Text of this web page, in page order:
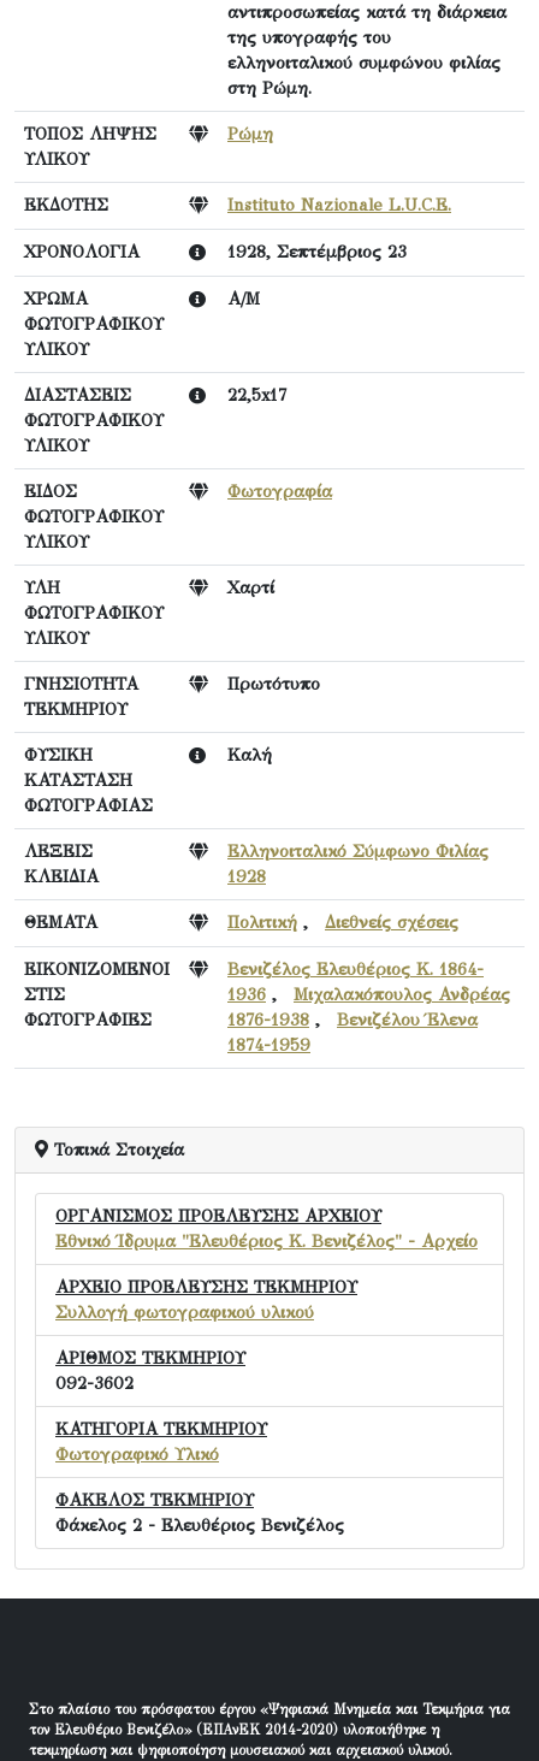
αντιπροσωπείας κατά τη διάρκεια
της υπογραφής του
ελληνοιταλικού συμφώνου φιλίας
στη Ρώμη.
ΤΟΠΟΣ ΛΗΨΗΣ
ΥΛΙΚΟΥ
Ρώμη
ΕΚΔΟΤΗΣ Instituto Nazionale L.U.C.E.
ΧΡΟΝΟΛΟΓΙΑ 1928, Σεπτέμβριος 23
ΧΡΩΜΑ
ΦΩΤΟΓΡΑΦΙΚΟΥ
ΥΛΙΚΟΥ
Α/Μ
ΔΙΑΣΤΑΣΕΙΣ
ΦΩΤΟΓΡΑΦΙΚΟΥ
ΥΛΙΚΟΥ
22,5x17
ΕΙΔΟΣ
ΦΩΤΟΓΡΑΦΙΚΟΥ
ΥΛΙΚΟΥ
Φωτογραφία
ΥΛΗ
ΦΩΤΟΓΡΑΦΙΚΟΥ
ΥΛΙΚΟΥ
Χαρτί
ΓΝΗΣΙΟΤΗΤΑ
ΤΕΚΜΗΡΙΟΥ
Πρωτότυπο
ΦΥΣΙΚΗ
ΚΑΤΑΣΤΑΣΗ
ΦΩΤΟΓΡΑΦΙΑΣ
Καλή
ΛΕΞΕΙΣ
ΚΛΕΙΔΙΑ
Ελληνοιταλικό Σύμφωνο Φιλίας
1928
ΘΕΜΑΤΑ Πολιτική , Διεθνείς σχέσεις
ΕΙΚΟΝΙΖΟΜΕΝΟΙ
ΣΤΙΣ
ΦΩΤΟΓΡΑΦΙΕΣ
Βενιζέλος Ελευθέριος Κ. 1864-
1936 , Μιχαλακόπουλος Ανδρέας
1876-1938 , Βενιζέλου Έλενα
1874-1959
Τοπικά Στοιχεία
ΟΡΓΑΝΙΣΜΟΣ ΠΡΟΕΛΕΥΣΗΣ ΑΡΧΕΙΟΥ
Εθνικό Ίδρυμα "Ελευθέριος Κ. Βενιζέλος" - Αρχείο
ΑΡΧΕΙΟ ΠΡΟΕΛΕΥΣΗΣ ΤΕΚΜΗΡΙΟΥ
Συλλογή φωτογραφικού υλικού
ΑΡΙΘΜΟΣ ΤΕΚΜΗΡΙΟΥ
092-3602
ΚΑΤΗΓΟΡΙΑ ΤΕΚΜΗΡΙΟΥ
Φωτογραφικό Υλικό
ΦΑΚΕΛΟΣ ΤΕΚΜΗΡΙΟΥ
Φάκελος 2 - Ελευθέριος Βενιζέλος
Στο πλαίσιο του πρόσφατου έργου «Ψηφιακά Μνημεία και Τεκμήρια για
τον Ελευθέριο Βενιζέλο» (ΕΠΑνΕΚ 2014-2020) υλοποιήθηκε η
τεκμηρίωση και ψηφιοποίηση μουσειακού και αρχειακού υλικού.